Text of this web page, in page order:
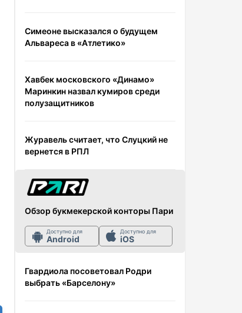
Симеоне высказался о будущем
Альвареса в «Атлетико»
Хавбек московского «Динамо»
Маринкин назвал кумиров среди
полузащитников
Журавель считает, что Слуцкий не
вернется в РПЛ
Обзор букмекерской конторы Пари
Доступно для
Android
Доступно для
iOS
Гвардиола посоветовал Родри
выбрать «Барселону»